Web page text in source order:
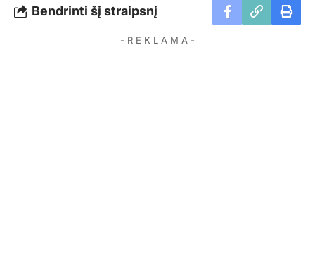
Bendrinti šį straipsnį
- R E K L A M A -